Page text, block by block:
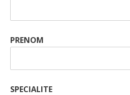
PRENOM
SPECIALITE